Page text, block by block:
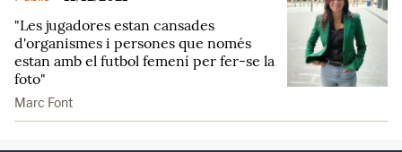
"Les jugadores estan cansades
d'organismes i persones que només
estan amb el futbol femení per fer-se la
foto"
Marc Font